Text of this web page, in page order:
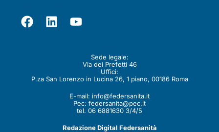
Sede legale:
Via dei Prefetti 46
Uffici:
P.za San Lorenzo in Lucina 26, 1 piano, 00186 Roma
E-mail: info@federsanita.it
Pec: federsanita@pec.it
tel. 06 6881630 3/4/5
Redazione Digital Federsanità